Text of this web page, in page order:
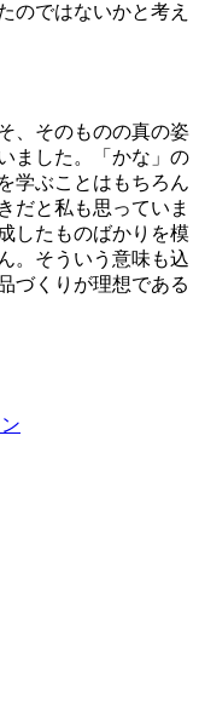
のではないかと考え
、そのものの真の姿
ました。「かな」の
学ぶことはもちろん
だと私も思っていま
したものばかりを模
。そういう意味も込
づくりが理想である